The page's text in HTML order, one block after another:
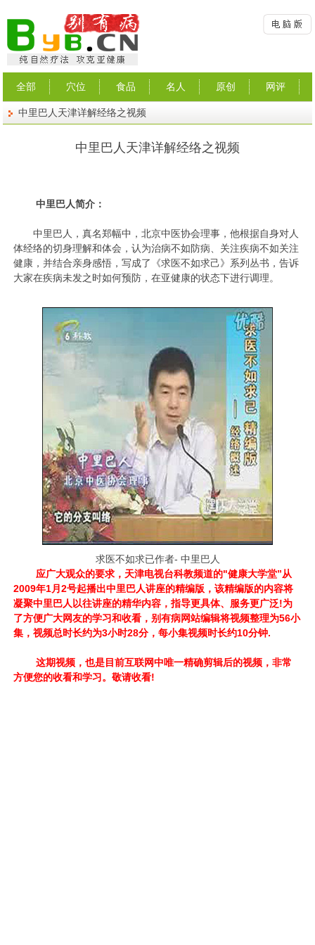
全部 穴位 食品 名人 原创 网评
中里巴人天津详解经络之视频
中里巴人天津详解经络之视频
中里巴人简介：
中里巴人，真名郑幅中，北京中医协会理事，他根据自身对人
体经络的切身理解和体会，认为治病不如防病、关注疾病不如关注
健康，并结合亲身感悟，写成了《求医不如求己》系列丛书，告诉
大家在疾病未发之时如何预防，在亚健康的状态下进行调理。
求医不如求已作者- 中里巴人
应广大观众的要求，天津电视台科教频道的"健康大学堂”从
2009年1月2号起播出中里巴人讲座的精编版，该精编版的内容将
凝聚中里巴人以往讲座的精华内容，指导更具体、服务更广泛!为
了方便广大网友的学习和收看，别有病网站编辑将视频整理为56小
集，视频总时长约为3小时28分，每小集视频时长约10分钟.
这期视频，也是目前互联网中唯一精确剪辑后的视频，非常
方便您的收看和学习。敬请收看!